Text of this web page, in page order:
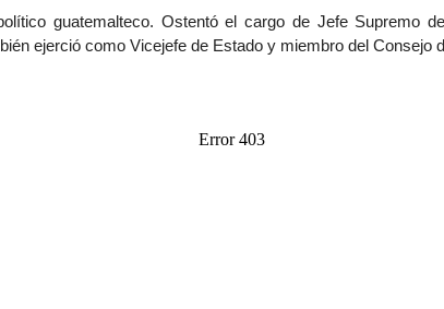
guatemalteco. Ostentó el cargo de Jefe Supremo
ejerció como Vicejefe de Estado y miembro del Consejo